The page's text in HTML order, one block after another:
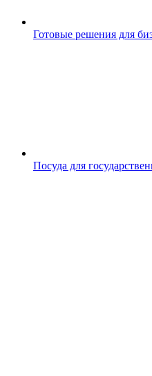
Готовые решения для
Посуда для